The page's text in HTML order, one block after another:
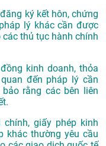
ký kết hôn, chứng
lý khác cần được
thủ tục hành chính
kinh doanh, thỏa
đến pháp lý cần
rằng các bên liên
giấy phép kinh
khác thường yêu cầu